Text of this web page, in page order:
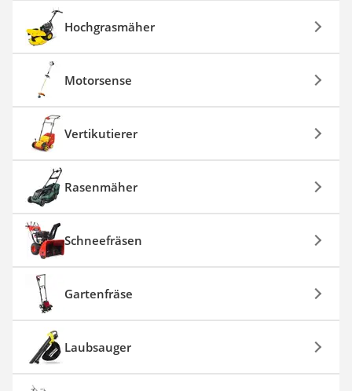
Hochgrasmäher
Motorsense
Vertikutierer
Rasenmäher
Schneefräsen
Gartenfräse
Laubsauger